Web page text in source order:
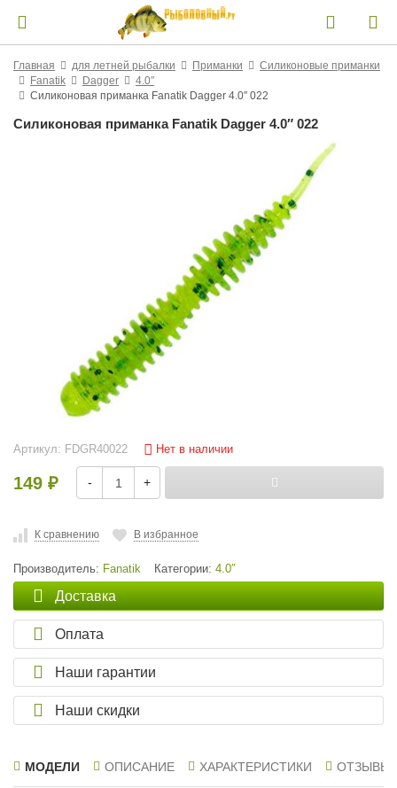
Главная для летней рыбалки Приманки
Силиконовые приманки
Fanatik
Dagger
4.0″
Силиконовая приманка Fanatik Dagger 4.0″ 022
Силиконовая приманка Fanatik Dagger 4.0″ 022
Артикул: FDGR40022 Нет в наличии
149 ₽ - +
К сравнению В избранное
Производитель: Fanatik Категории: 4.0″
Доставка
Оплата
Наши гарантии
Наши скидки
МОДЕЛИ ОПИСАНИЕ ХАРАКТЕРИСТИКИ ОТЗЫВЫ